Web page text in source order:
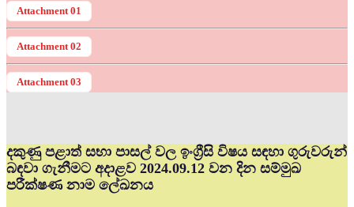
Attachment 01
Attachment 02
Attachment 03
දකුණු පළාත් සභා පාසල් වල ඉංග්‍රීසි විෂය සඳහා ගුරුවරුන්
බඳවා ගැනීමට අදාළව 2024.09.12 වන දින සම්මුඛ
පරීක්ෂණ නාම ලේඛනය